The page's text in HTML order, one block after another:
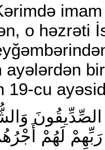
o həzrəti
19-cu
الصِّدِّيقُونَ
رَبِّهِمْ لَهُمْ